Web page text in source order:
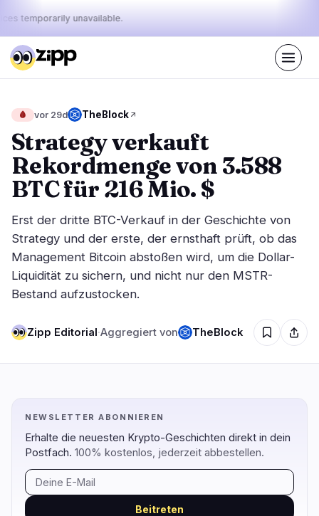
temporarily unavailable.
Der Puls
von
heute:
Nachrichten 73
Eilmeldungen
Ausgewählte Geschichten 0
Rankings
Märkte
Marktanalyse 16
ETFs 2
Makro
Recht
Compliance 3
Durchsetzung 0
Exploits 0
Betrügereien
Datenschutz 1
🩸 vor 29d TheBlock
Strategy verkauft
Rekordmenge von 3.588
BTC für 216 Mio. $
Erst der dritte BTC-Verkauf in der Geschichte von
Strategy und der erste, der ernsthaft prüft, ob das
Management Bitcoin abstoßen wird, um die Dollar-
Liquidität zu sichern, und nicht nur den MSTR-
Bestand aufzustocken.
Zipp Editorial·Aggregiert von TheBlock
NEWSLETTER ABONNIEREN
Erhalte die neuesten Krypto-Geschichten direkt in dein
Postfach. 100% kostenlos, jederzeit abbestellen.
Beitreten